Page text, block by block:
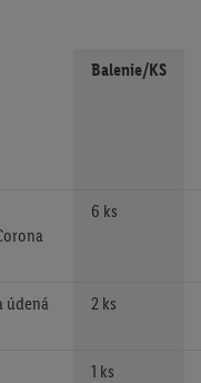
Balenie/KS
6 ks
údená
2 ks
1 ks